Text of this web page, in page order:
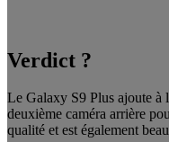
Verdict ?
Le Galaxy S9 Plus ajoute à
deuxième caméra arrière
qualité et est également